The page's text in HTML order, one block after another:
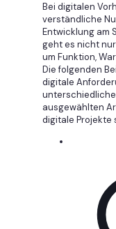
Bei digitalen
verständliche
Entwicklung am
geht es nicht
um Funktion,
Die folgenden
digitale
ausgewählten
digitale Projekte